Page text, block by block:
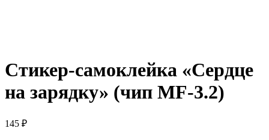
Стикер-самоклейка «Сердце
на зарядку» (чип MF-3.2)
145 ₽